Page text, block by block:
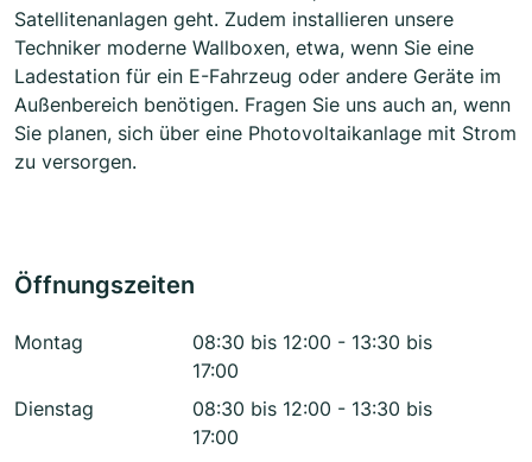
Satellitenanlagen geht. Zudem installieren unsere
Techniker moderne Wallboxen, etwa, wenn Sie eine
Ladestation für ein E-Fahrzeug oder andere Geräte im
Außenbereich benötigen. Fragen Sie uns auch an, wenn
Sie planen, sich über eine Photovoltaikanlage mit Strom
zu versorgen.
Öffnungszeiten
Montag
08:30 bis 12:00 - 13:30 bis
17:00
Dienstag
08:30 bis 12:00 - 13:30 bis
17:00